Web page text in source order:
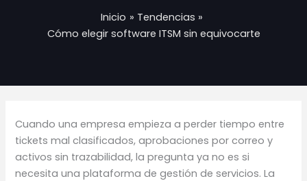
Inicio
Tendencias
Cómo elegir software ITSM sin equivocarte
Cuando una empresa empieza a perder tiempo entre
tickets mal clasificados, aprobaciones por correo y
activos sin trazabilidad, la pregunta ya no es si
necesita una plataforma de gestión de servicios. La